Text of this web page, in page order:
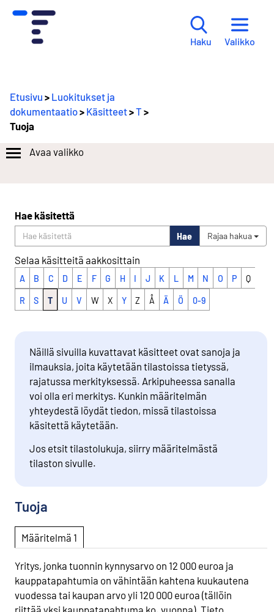
Haku Valikko
Etusivu > Luokitukset ja
dokumentaatio> Käsitteet>T >
Tuoja
Avaa valikko
Hae käsitettä
Hae Rajaa hakua
Selaa käsitteitä aakkosittain
A B C D E F G H I J K L M N O P Q
R S T U V W X Y Z Å Ä Ö 0-9
Näillä sivuilla kuvattavat käsitteet ovat sanoja ja
ilmauksia, joita käytetään tilastoissa tietyssä,
rajatussa merkityksessä. Arkipuheessa sanalla
voi olla eri merkitys. Kunkin määritelmän
yhteydestä löydät tiedon, missä tilastoissa
käsitettä käytetään.
Jos etsit tilastolukuja, siirry määritelmästä
tilaston sivulle.
Tuoja
Määritelmä 1
Yritys, jonka tuonnin kynnysarvo on 12 000 euroa ja
kauppatapahtumia on vähintään kahtena kuukautena
vuodessa tai kaupan arvo yli 120 000 euroa (tällöin
riittää yksi kauppatapahtuma ko. vuonna). Tieto